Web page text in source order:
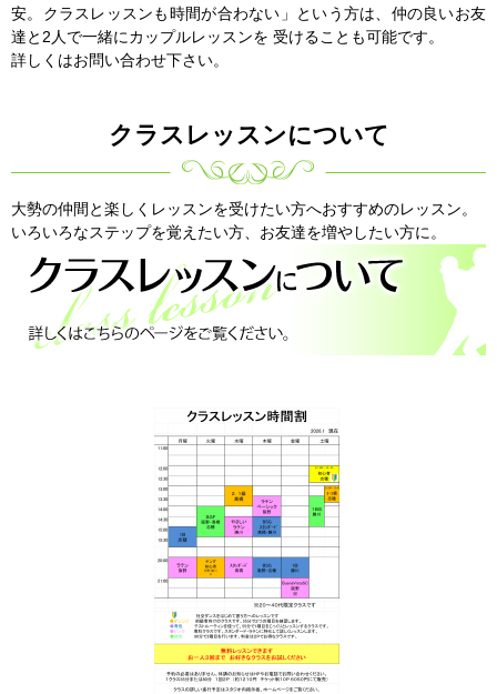
安。クラスレッスンも時間が合わない」という方は、仲の良いお友
達と2人で一緒にカップルレッスンを 受けることも可能です。
詳しくはお問い合わせ下さい。
クラスレッスンについて
大勢の仲間と楽しくレッスンを受けたい方へおすすめのレッスン。
いろいろなステップを覚えたい方、お友達を増やしたい方に。